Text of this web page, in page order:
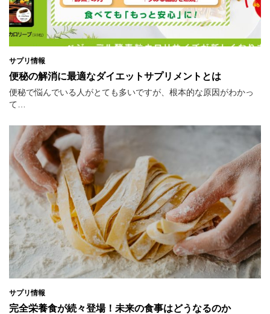
サプリ情報
便秘の解消に最適なダイエットサプリメントとは
便秘で悩んでいる人がとても多いですが、根本的な原因がわかっ
て…
サプリ情報
完全栄養食が続々登場！未来の食事はどうなるのか